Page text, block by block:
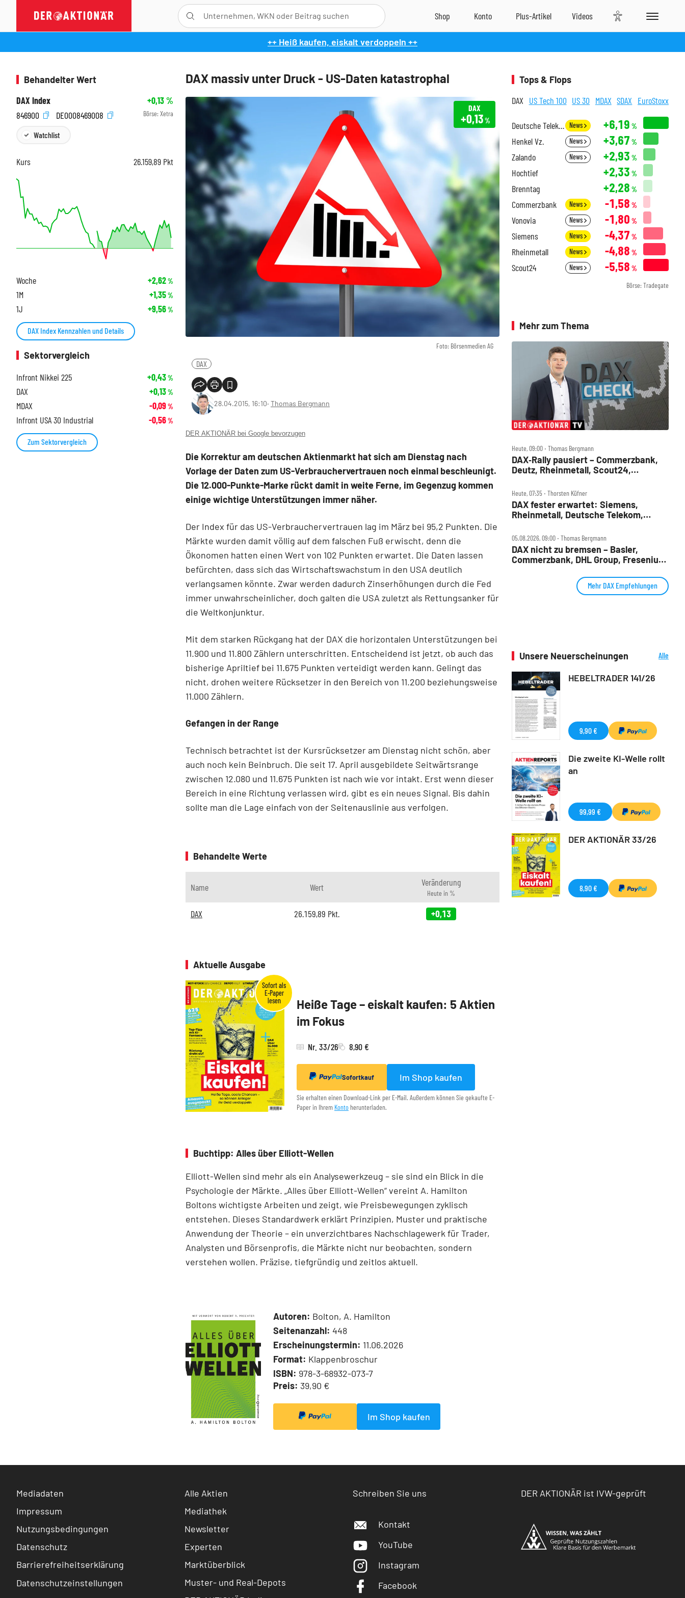
++ Heiß kaufen, eiskalt verdoppeln ++
DAX massiv unter Druck - US-Daten katastrophal
Foto: Börsenmedien AG
DAX
+0,13%
DAX
28.04.2015, 16:10‧ Thomas Bergmann
DER AKTIONÄR bei Google bevorzugen
Die Korrektur am deutschen Aktienmarkt hat sich am Dienstag nach
Vorlage der Daten zum US-Verbrauchervertrauen noch einmal beschleunigt.
Die 12.000-Punkte-Marke rückt damit in weite Ferne, im Gegenzug kommen
einige wichtige Unterstützungen immer näher.
Der Index für das US-Verbrauchervertrauen lag im März bei 95,2 Punkten. Die
Märkte wurden damit völlig auf dem falschen Fuß erwischt, denn die
Ökonomen hatten einen Wert von 102 Punkten erwartet. Die Daten lassen
befürchten, dass sich das Wirtschaftswachstum in den USA deutlich
verlangsamen könnte. Zwar werden dadurch Zinserhöhungen durch die Fed
immer unwahrscheinlicher, doch galten die USA zuletzt als Rettungsanker für
die Weltkonjunktur.
Mit dem starken Rückgang hat der DAX die horizontalen Unterstützungen bei
11.900 und 11.800 Zählern unterschritten. Entscheidend ist jetzt, ob auch das
bisherige Apriltief bei 11.675 Punkten verteidigt werden kann. Gelingt das
nicht, drohen weitere Rücksetzer in den Bereich von 11.200 beziehungsweise
11.000 Zählern.
Gefangen in der Range
Technisch betrachtet ist der Kursrücksetzer am Dienstag nicht schön, aber
auch noch kein Beinbruch. Die seit 17. April ausgebildete Seitwärtsrange
zwischen 12.080 und 11.675 Punkten ist nach wie vor intakt. Erst wenn dieser
Bereich in eine Richtung verlassen wird, gibt es ein neues Signal. Bis dahin
sollte man die Lage einfach von der Seitenauslinie aus verfolgen.
Behandelte Werte
Name Wert Veränderung
Heute in %
DAX 26.159,89 Pkt. +0,13
Aktuelle Ausgabe
Heiße Tage – eiskalt kaufen: 5 Aktien
im Fokus
Nr. 33/26 8,90 €
Sofortkauf Im Shop kaufen
Sie erhalten einen Download-Link per E-Mail. Außerdem können Sie gekaufte E-
Paper in Ihrem Konto herunterladen.
Buchtipp: Alles über Elliott-Wellen
Elliott-Wellen sind mehr als ein Analysewerkzeug – sie sind ein Blick in die
Psychologie der Märkte. „Alles über Elliott-Wellen“ vereint A. Hamilton
Boltons wichtigste Arbeiten und zeigt, wie Preisbewegungen zyklisch
entstehen. Dieses Standardwerk erklärt Prinzipien, Muster und praktische
Anwendung der Theorie – ein unverzichtbares Nachschlagewerk für Trader,
Analysten und Börsenprofis, die Märkte nicht nur beobachten, sondern
verstehen wollen. Präzise, tiefgründig und zeitlos aktuell.
Autoren: Bolton, A. Hamilton
Seitenanzahl: 448
Erscheinungstermin: 11.06.2026
Format: Klappenbroschur
ISBN: 978-3-68932-073-7
Preis: 39,90 €
Im Shop kaufen
Behandelter Wert
DAX Index
+0,13%
846900
DE0008469008 Börse: Xetra
Watchlist
Kurs 26.159,89 Pkt
Woche +2,62%
1M +1,35%
1J +9,56%
DAX Index Kennzahlen und Details
Sektorvergleich
Infront Nikkei 225
+0,43%
DAX +0,13%
MDAX -0,09%
Infront USA 30 Industrial -0,56%
Zum Sektorvergleich
Tops & Flops
DAX US Tech 100 US 30 MDAX SDAX EuroStoxx
Deutsche Telekom News +6,19 %
Henkel Vz. News +3,67 %
Zalando News +2,93 %
Hochtief +2,33 %
Brenntag +2,28 %
Commerzbank News -1,58 %
Vonovia News -1,80 %
Siemens News -4,37 %
Rheinmetall News -4,88 %
Scout24 News -5,58 %
Börse: Tradegate
Mehr zum Thema
Heute, 09:00 ‧ Thomas Bergmann
DAX‑Rally pausiert – Commerzbank,
Deutz, Rheinmetall, Scout24,
Check
Heute, 07:35 ‧ Thorsten Küfner
DAX fester erwartet: Siemens,
Rheinmetall, Deutsche Telekom,
05.08.2026, 09:00 ‧ Thomas Bergmann
DAX nicht zu bremsen – Basler,
Commerzbank, DHL Group, Fresenius,
Mehr DAX Empfehlungen
Unsere Neuerscheinungen
Alle
HEBELTRADER 141/26
9,90 €
Die zweite KI-Welle rollt
an
99,99 €
DER AKTIONÄR 33/26
8,90 €
Mediadaten
Impressum
Nutzungsbedingungen
Datenschutz
Barrierefreiheitserklärung
Datenschutzeinstellungen
Alle Aktien
Mediathek
Newsletter
Experten
Marktüberblick
Muster- und Real-Depots
Schreiben Sie uns
Kontakt
YouTube
Instagram
Facebook
DER AKTIONÄR ist IVW-geprüft